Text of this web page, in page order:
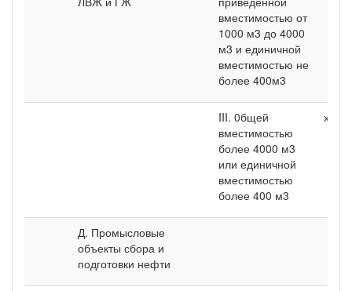
вместимостью от
1000 м3 до 4000
м3 и единичной
вместимостью не
более 400м3
III. 0бщей
вместимостью
более 4000 м3
или единичной
вместимостью
более 400 м3
х
Д. Промысловые
объекты сбора и
подготовки нефти